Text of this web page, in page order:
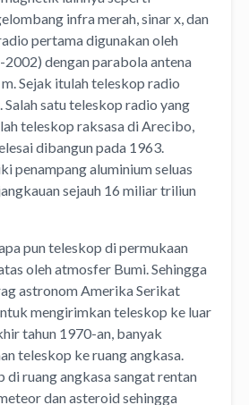
infra merah, sinar x, dan
pertama digunakan oleh
dengan parabola antena
Sejak itulah teleskop radio
satu teleskop radio yang
teleskop raksasa di Arecibo,
dibangun pada 1963.
penampang aluminium seluas
sejauh 16 miliar triliun
pun teleskop di permukaan
oleh atmosfer Bumi. Sehingga
astronom Amerika Serikat
mengirimkan teleskop ke luar
tahun 1970-an, banyak
teleskop ke ruang angkasa.
di ruang angkasa sangat rentan
dan asteroid sehingga